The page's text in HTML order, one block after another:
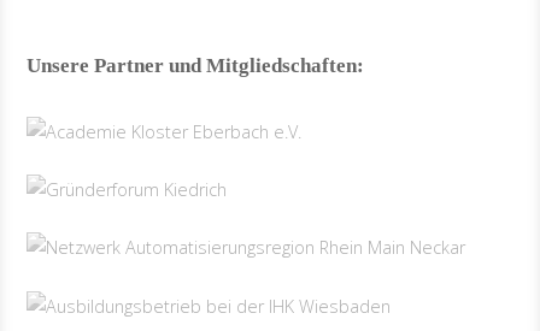
Unsere Partner und Mitgliedschaften: